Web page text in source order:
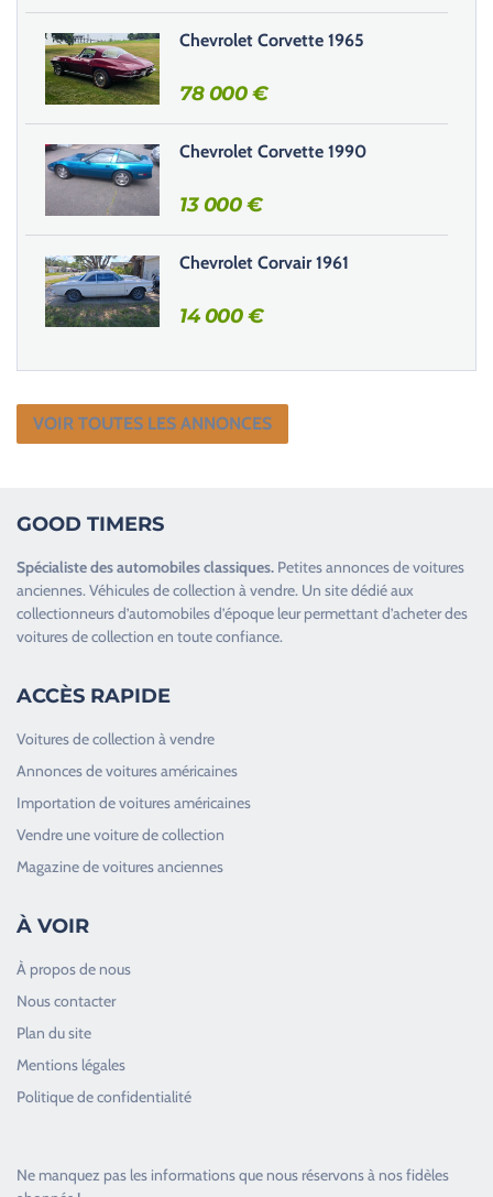
m
p
v
i
d
e
.
Chevrolet Corvette 1965
78 000€
Chevrolet Corvette 1990
13 000€
Chevrolet Corvair 1961
14 000€
VOIR TOUTES LES ANNONCES
GOOD TIMERS
Spécialiste desautomobiles classiques. Petites annonces devoitures
anciennes.Véhicules de collection à vendre. Un site dédié aux
collectionneurs d’automobiles d’époque leur permettant d’acheter des
voitures de collection en toute confiance.
ACCÈS RAPIDE
Voitures de collection à vendre
Annonces de voitures américaines
Importation de voitures américaines
Vendre une voiture de collection
Magazine de voitures anciennes
À VOIR
À propos de nous
Nous contacter
Plan du site
Mentions légales
Politique de confidentialité
Ne manquez pas les informations que nous réservons à nos fidèles
Toujours heureux d'aider les passionnés